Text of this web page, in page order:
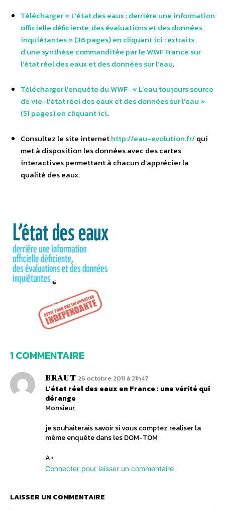
Télécharger « L’état des eaux : derrière une information
officielle déficiente, des évaluations et des données
inquiétantes » (36 pages) en cliquant ici : extraits
d’une synthèse commanditée par le WWF France sur
l’état réel des eaux et des données sur l’eau.
Télécharger l’enquête du WWF : « L’eau toujours source
de vie : l’état réel des eaux et des données sur l’eau »
(51 pages) en cliquant ici.
Consultez le site internethttp://eau-evolution.fr/qui
met à disposition les données avec des cartes
interactives permettant à chacun d’apprécier la
qualité des eaux.
1 COMMENTAIRE
BRAUT 26 octobre 2011 à 21h47
L’état réel des eaux en France : une vérité qui
dérange
Monsieur,
je souhaiterais savoir si vous comptez realiser la
même enquête dans les DOM-TOM
A+
Connecter pour laisser un commentaire
LAISSER UN COMMENTAIRE